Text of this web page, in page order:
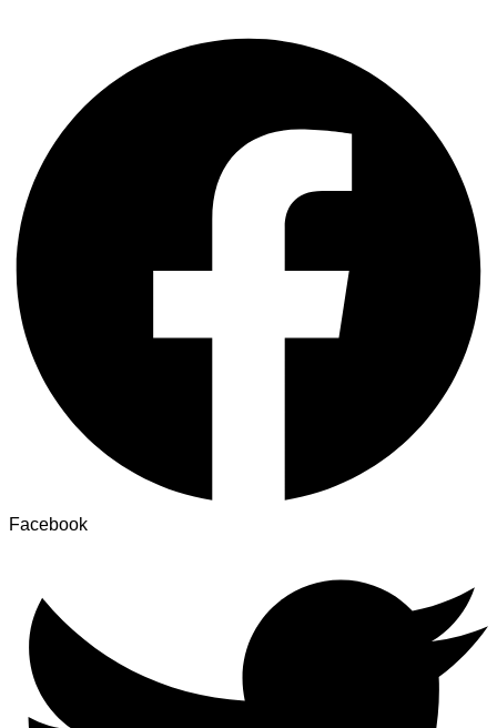
Facebook